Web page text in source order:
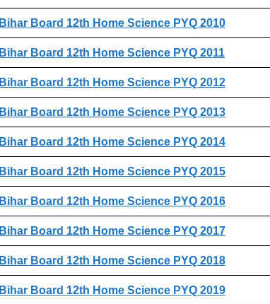
Bihar Board 12th Home Science PYQ 2010
Bihar Board 12th Home Science PYQ 2011
Bihar Board 12th Home Science PYQ 2012
Bihar Board 12th Home Science PYQ 2013
Bihar Board 12th Home Science PYQ 2014
Bihar Board 12th Home Science PYQ 2015
Bihar Board 12th Home Science PYQ 2016
Bihar Board 12th Home Science PYQ 2017
Bihar Board 12th Home Science PYQ 2018
Bihar Board 12th Home Science PYQ 2019